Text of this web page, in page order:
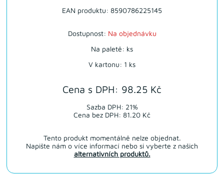
Cena s DPH: 98.25 Kč
Sazba DPH: 21%
Cena bez DPH: 81.20 Kč
EAN produktu: 8590786225145
Dostupnost: Na objednávku
Na paletě: ks
V kartonu: 1 ks
Tento produkt momentálně nelze objednat.
Napište nám o více informací nebo si vyberte z našich
alternativních produktů.